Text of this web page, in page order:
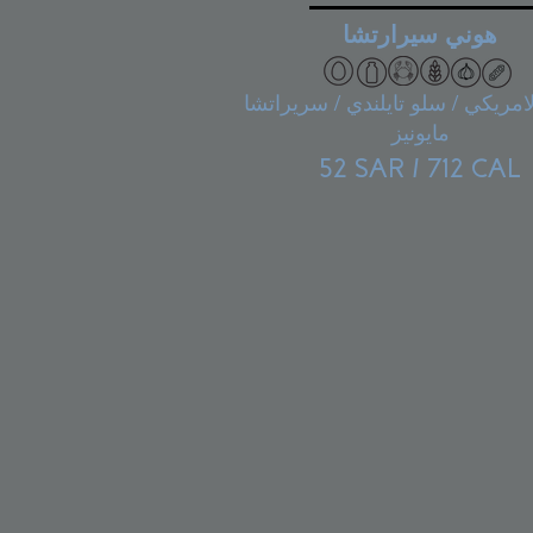
هوني سيرارتشا
/ سلو تايلندي / سريراتشا
مايونيز
52 SAR / 712 CAL